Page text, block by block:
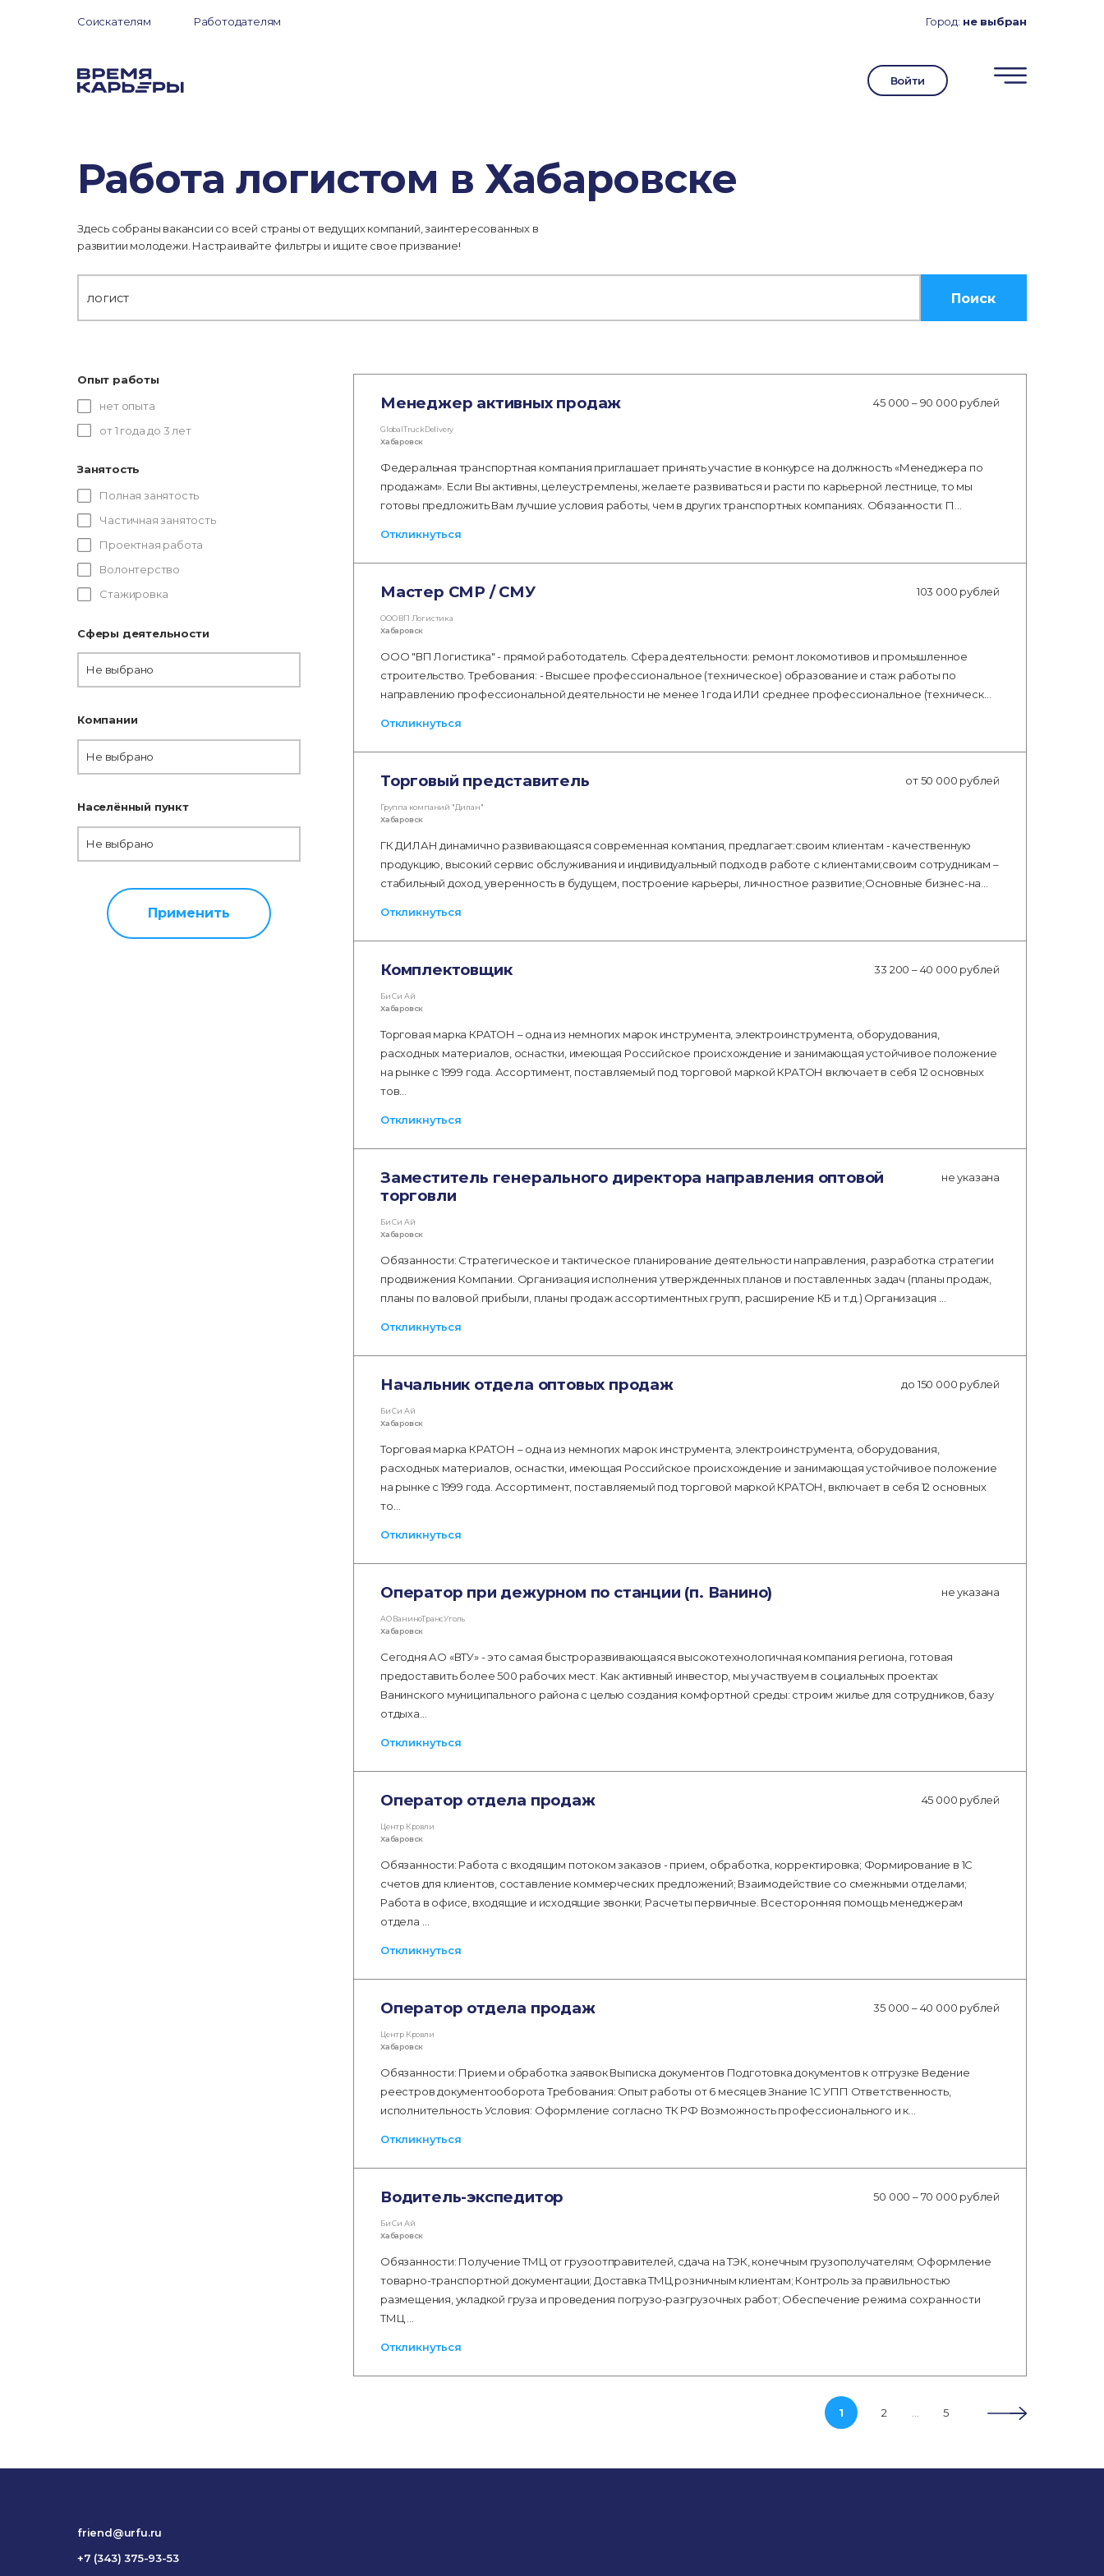
Соискателям Работодателям Город: не выбран
Войти
Работа логистом в Хабаровске
Здесь собраны вакансии со всей страны от ведущих компаний, заинтересованных в
развитии молодежи. Настраивайте фильтры и ищите свое призвание!
Поиск
Опыт работы
нет опыта
от 1 года до 3 лет
Занятость
Полная занятость
Частичная занятость
Проектная работа
Волонтерство
Стажировка
Сферы деятельности
Не выбрано
Компании
Не выбрано
Населённый пункт
Не выбрано
Применить
Менеджер активных продаж 45 000 – 90 000 рублей
GlobalTruckDelivery
Хабаровск
Федеральная транспортная компания приглашает принять участие в конкурсе на должность «Менеджера по
продажам». Если Вы активны, целеустремлены, желаете развиваться и расти по карьерной лестнице, то мы
готовы предложить Вам лучшие условия работы, чем в других транспортных компаниях. Обязанности: П…
Откликнуться
Мастер СМР / СМУ 103 000 рублей
ООО ВП Логистика
Хабаровск
ООО "ВП Логистика" - прямой работодатель. Сфера деятельности: ремонт локомотивов и промышленное
строительство. Требования: - Высшее профессиональное (техническое) образование и стаж работы по
направлению профессиональной деятельности не менее 1 года ИЛИ среднее профессиональное (техническ…
Откликнуться
Торговый представитель от 50 000 рублей
Группа компаний "Дилан"
Хабаровск
ГК ДИЛАН динамично развивающаяся современная компания, предлагает:своим клиентам - качественную
продукцию, высокий сервис обслуживания и индивидуальный подход в работе с клиентами;своим сотрудникам –
стабильный доход, уверенность в будущем, построение карьеры, личностное развитие;Основные бизнес-на…
Откликнуться
Комплектовщик 33 200 – 40 000 рублей
Би Си Ай
Хабаровск
Торговая марка КРАТОН – одна из немногих марок инструмента, электроинструмента, оборудования,
расходных материалов, оснастки, имеющая Российское происхождение и занимающая устойчивое положение
на рынке с 1999 года. Ассортимент, поставляемый под торговой маркой КРАТОН включает в себя 12 основных
тов…
Откликнуться
Заместитель генерального директора направления оптовой
торговли
не указана
Би Си Ай
Хабаровск
Обязанности: Стратегическое и тактическое планирование деятельности направления, разработка стратегии
продвижения Компании. Организация исполнения утвержденных планов и поставленных задач (планы продаж,
планы по валовой прибыли, планы продаж ассортиментных групп, расширение КБ и т.д.) Организация …
Откликнуться
Начальник отдела оптовых продаж до 150 000 рублей
Би Си Ай
Хабаровск
Торговая марка КРАТОН – одна из немногих марок инструмента, электроинструмента, оборудования,
расходных материалов, оснастки, имеющая Российское происхождение и занимающая устойчивое положение
на рынке с 1999 года. Ассортимент, поставляемый под торговой маркой КРАТОН, включает в себя 12 основных
то…
Откликнуться
Оператор при дежурном по станции (п. Ванино) не указана
АО ВаниноТрансУголь
Хабаровск
Сегодня АО «ВТУ» - это самая быстроразвивающаяся высокотехнологичная компания региона, готовая
предоставить более 500 рабочих мест. Как активный инвестор, мы участвуем в социальных проектах
Ванинского муниципального района с целью создания комфортной среды: строим жилье для сотрудников, базу
отдыха…
Откликнуться
Оператор отдела продаж 45 000 рублей
Центр Кровли
Хабаровск
Обязанности: Работа с входящим потоком заказов - прием, обработка, корректировка; Формирование в 1С
счетов для клиентов, составление коммерческих предложений; Взаимодействие со смежными отделами;
Работа в офисе, входящие и исходящие звонки; Расчеты первичные. Всесторонняя помощь менеджерам
отдела …
Откликнуться
Оператор отдела продаж 35 000 – 40 000 рублей
Центр Кровли
Хабаровск
Обязанности: Прием и обработка заявок Выписка документов Подготовка документов к отгрузке Ведение
реестров документооборота Требования: Опыт работы от 6 месяцев Знание 1С УПП Ответственность,
исполнительность Условия: Оформление согласно ТК РФ Возможность профессионального и к…
Откликнуться
Водитель-экспедитор 50 000 – 70 000 рублей
Би Си Ай
Хабаровск
Обязанности: Получение ТМЦ от грузоотправителей, сдача на ТЭК, конечным грузополучателям; Оформление
товарно-транспортной документации; Доставка ТМЦ розничным клиентам; Контроль за правильностью
размещения, укладкой груза и проведения погрузо-разгрузочных работ; Обеспечение режима сохранности
ТМЦ …
Откликнуться
1 2 5
friend@urfu.ru
+7 (343) 375-93-53